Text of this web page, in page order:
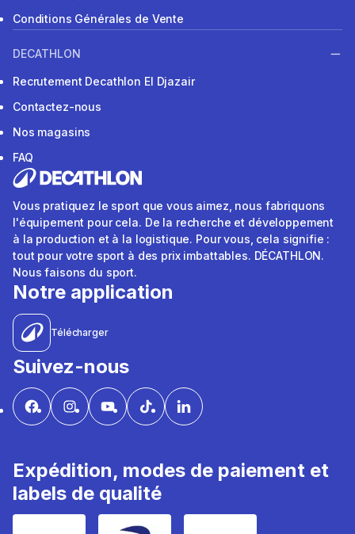
Conditions Générales de Vente
DECATHLON
Recrutement Decathlon El Djazair
Contactez-nous
Nos magasins
FAQ
Vous pratiquez le sport que vous aimez, nous fabriquons
l'équipement pour cela. De la recherche et développement
à la production et à la logistique. Pour vous, cela signifie :
tout pour votre sport à des prix imbattables. DÉCATHLON.
Nous faisons du sport.
Notre application
Télécharger
Suivez-nous
Expédition, modes de paiement et
labels de qualité